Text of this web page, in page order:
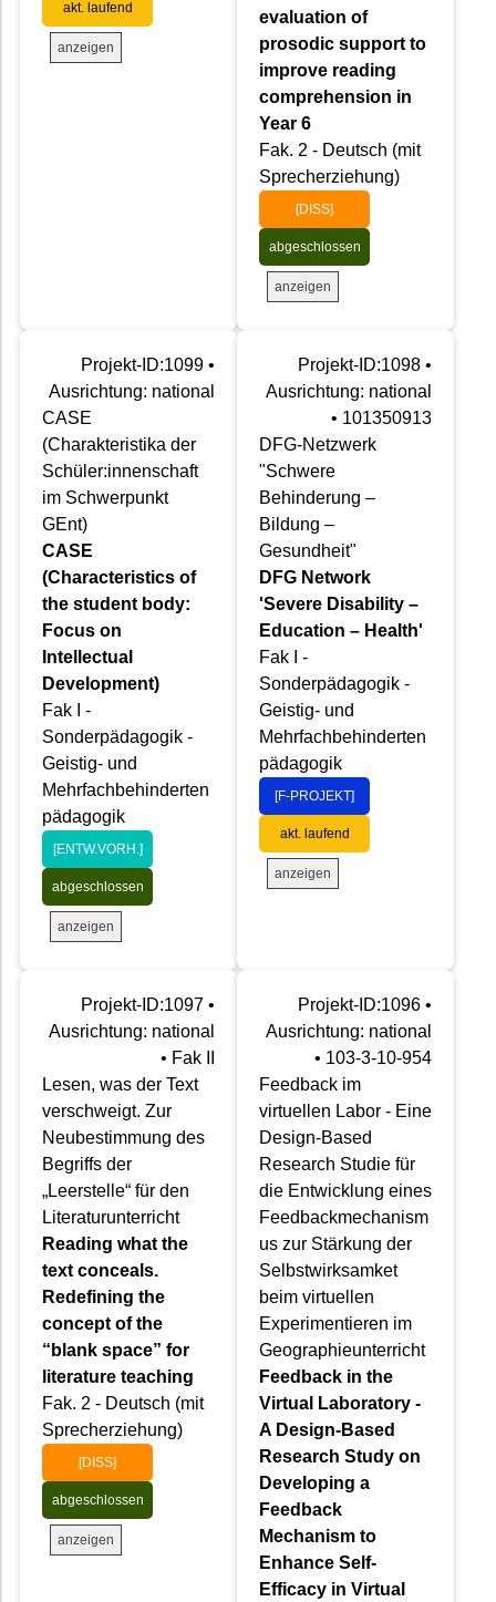
akt. laufend
anzeigen
evaluation of
prosodic support to
improve reading
comprehension in
Year 6
Fak. 2 - Deutsch (mit
Sprecherziehung)
[DISS]
abgeschlossen
anzeigen
Projekt-ID:1099 •
Ausrichtung: national
CASE
(Charakteristika der
Schüler:innenschaft
im Schwerpunkt
GEnt)
CASE
(Characteristics of
the student body:
Focus on
Intellectual
Development)
Fak I -
Sonderpädagogik -
Geistig- und
Mehrfachbehinderten
pädagogik
[ENTW.VORH.]
abgeschlossen
anzeigen
Projekt-ID:1098 •
Ausrichtung: national
• 101350913
DFG-Netzwerk
"Schwere
Behinderung –
Bildung –
Gesundheit"
DFG Network
'Severe Disability –
Education – Health'
Fak I -
Sonderpädagogik -
Geistig- und
Mehrfachbehinderten
pädagogik
[F-PROJEKT]
akt. laufend
anzeigen
Projekt-ID:1097 •
Ausrichtung: national
• Fak II
Lesen, was der Text
verschweigt. Zur
Neubestimmung des
Begriffs der
„Leerstelle“ für den
Literaturunterricht
Reading what the
text conceals.
Redefining the
concept of the
“blank space” for
literature teaching
Fak. 2 - Deutsch (mit
Sprecherziehung)
[DISS]
abgeschlossen
anzeigen
Projekt-ID:1096 •
Ausrichtung: national
• 103-3-10-954
Feedback im
virtuellen Labor - Eine
Design-Based
Research Studie für
die Entwicklung eines
Feedbackmechanism
us zur Stärkung der
Selbstwirksamket
beim virtuellen
Experimentieren im
Geographieunterricht
Feedback in the
Virtual Laboratory -
A Design-Based
Research Study on
Developing a
Feedback
Mechanism to
Enhance Self-
Efficacy in Virtual